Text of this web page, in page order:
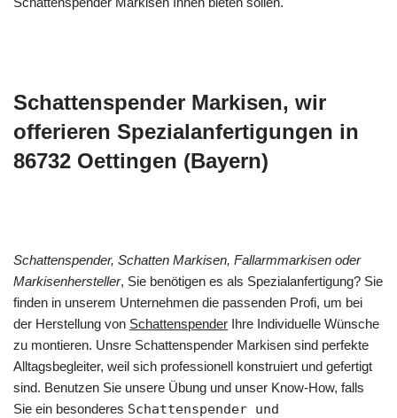
Schattenspender Markisen, wir
offerieren Spezialanfertigungen in
86732 Oettingen (Bayern)
Schattenspender, Schatten Markisen, Fallarmmarkisen oder
Markisenhersteller, Sie benötigen es als Spezialanfertigung? Sie
finden in unserem Unternehmen die passenden Profi, um bei
der Herstellung von Schattenspender Ihre Individuelle Wünsche
zu montieren. Unsre Schattenspender Markisen sind perfekte
Alltagsbegleiter, weil sich professionell konstruiert und gefertigt
sind. Benutzen Sie unsere Übung und unser Know-How, falls
Sie ein besonderes Schattenspender und